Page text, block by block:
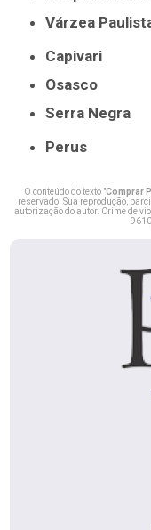
Várzea
Capivari
Osasco
Serra Negra
Perus
O conteúdo do texto "Comprar
reservado. Sua reprodução,
autorização do autor. Crime de